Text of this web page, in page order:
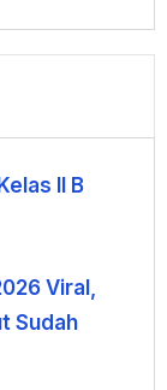
II B
Viral,
Sudah